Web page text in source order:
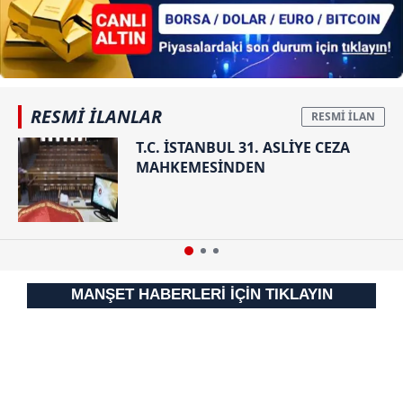
reklam/pazarlama faaliyetlerinin yapılması, amaçlarıyla
sınırlı olarak açık rızanız dahilinde kullanılacaktır.
Çerezlere ilişkin tercihlerinizi aşağıda yer alan panel
vasıtasıyla belirleyebilirsiniz. Çerezlere ilişkin detaylı bilgi
için Ayarlar butonuna tıklayabilir,
Çerez Bilgilendirme
Metnimiziziyaret edebilirsiniz.
6698 sayılı Kişisel Verilerin Korunması Kanunu uyarınca
hazırlanmış Aydınlatma Metnimizi okumak ve sitemizde
.
RESMİ İLANLAR
T.C. İSTANBUL 31. ASLİYE CEZA
MAHKEMESİNDEN
MANŞET HABERLERİ İÇİN TIKLAYIN